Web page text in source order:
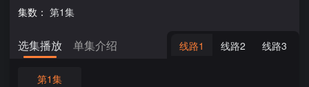
集数： 第1集
选集播放 单集介绍 线路1 线路2 线路3
第1集